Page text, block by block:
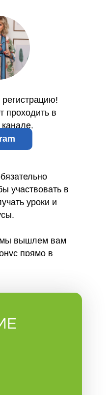
проходить в
участвовать в
уроки и
мы вышлем вам
прямо в